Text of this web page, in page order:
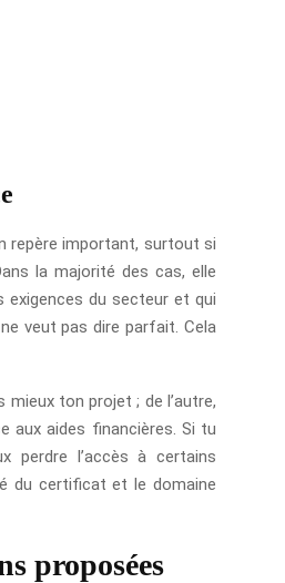
repère important, surtout si
la majorité des cas, elle
du secteur et qui
veut pas dire parfait. Cela
mieux ton projet ; de l’autre,
aux aides financières. Si tu
perdre l’accès à certains
du certificat et le domaine
proposées